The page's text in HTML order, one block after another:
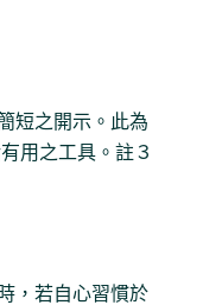
短之開示。此為
用之工具。註３
，若自心習慣於